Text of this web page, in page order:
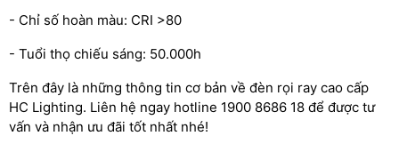
- Chỉ số hoàn màu: CRI >80
- Tuổi thọ chiếu sáng: 50.000h
Trên đây là những thông tin cơ bản về đèn rọi ray cao cấp
HC Lighting. Liên hệ ngay hotline 1900 8686 18 để được tư
vấn và nhận ưu đãi tốt nhất nhé!